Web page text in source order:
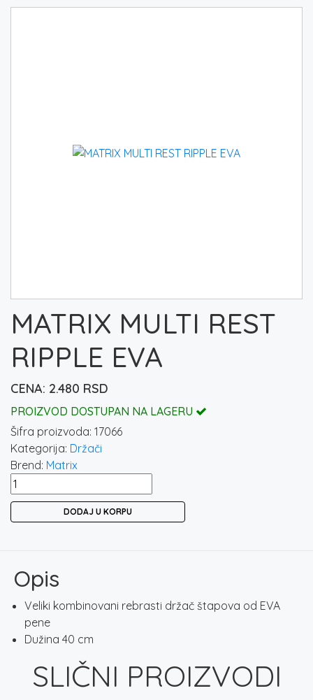
MATRIX MULTI REST
RIPPLE EVA
2.480 RSD
PROIZVOD DOSTUPAN NA LAGERU
Šifra proizvoda: 17066
Kategorija: Držači
Brend: Matrix
MATRIX
MULTI
DODAJ U KORPU
Opis
Veliki kombinovani rebrasti držač štapova od EVA
pene
Dužina 40 cm
SLIČNI PROIZVODI